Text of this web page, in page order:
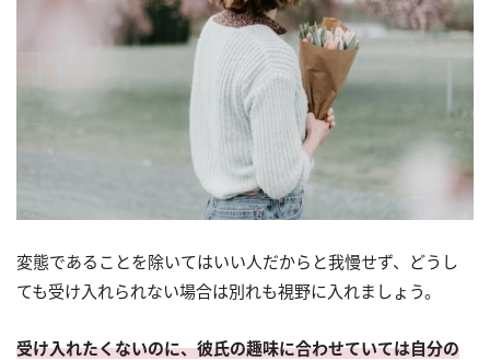
変態であることを除いてはいい人だからと我慢せず、どうし
ても受け入れられない場合は別れも視野に入れましょう。
受け入れたくないのに、彼氏の趣味に合わせていては自分の